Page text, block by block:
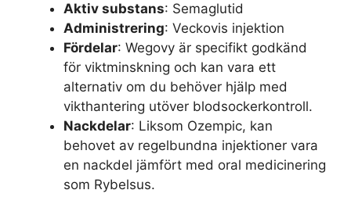
Aktiv substans: Semaglutid
Administrering: Veckovis injektion
Fördelar: Wegovy är specifikt godkänd
för viktminskning och kan vara ett
alternativ om du behöver hjälp med
vikthantering utöver blodsockerkontroll.
Nackdelar: Liksom Ozempic, kan
behovet av regelbundna injektioner vara
en nackdel jämfört med oral medicinering
som Rybelsus.